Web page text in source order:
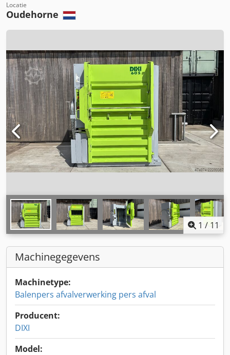
Locatie
Oudehorne
1 / 11
Machinegegevens
Machinetype:
Balenpers afvalverwerking pers afval
Producent:
DIXI
Model: